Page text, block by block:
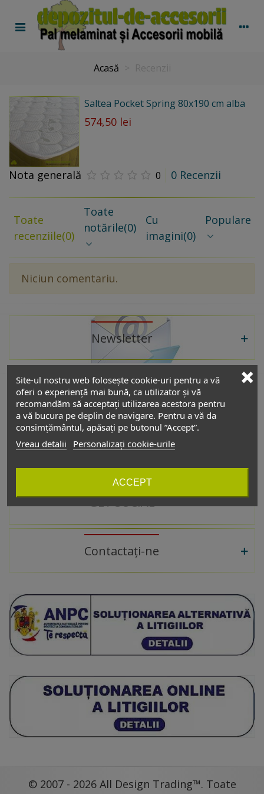
Acasă
Saltea Pocket Spring 80x190 cm alba
574,50 lei
Nota generală 0 0 Recenzii
Toate
recenziile(0)
Toate
notările(0)
Cu
imagini(0)
Populare
Niciun comentariu.
Site-ul nostru web folosește cookie-uri pentru a vă
oferi o experiență mai bună, ca utilizator și vă
recomandăm să acceptați utilizarea acestora pentru
a vă bucura pe deplin de navigare. Pentru a vă da
consimțământul, apăsați pe butonul ”Accept”.
Vreau detalii
Personalizați cookie-urile
ACCEPT
Newsletter
De interes
Catalog
GET SOCIAL
Contactați-ne
© 2007 - 2026 All Design Trading™. Toate